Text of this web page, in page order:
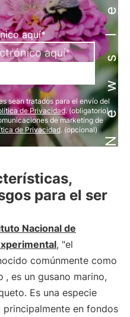
aquí*
sean tratados para el envío del
de Privacidad. (obligatorio)
de marketing de
de Privacidad. (opcional)
para el ser
Nacional de
, "el
comúnmente como
, es un gusano marino,
Es una especie
principalmente en fondos